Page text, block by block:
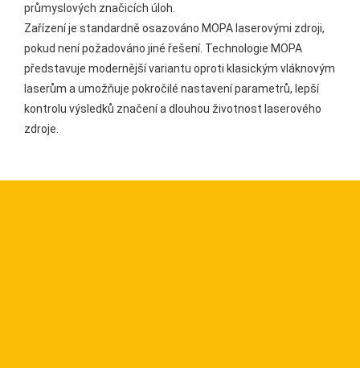
průmyslových značicích úloh.
Zařízení je standardně osazováno MOPA laserovými zdroji,
pokud není požadováno jiné řešení. Technologie MOPA
představuje modernější variantu oproti klasickým vláknovým
laserům a umožňuje pokročilé nastavení parametrů, lepší
kontrolu výsledků značení a dlouhou životnost laserového
zdroje.